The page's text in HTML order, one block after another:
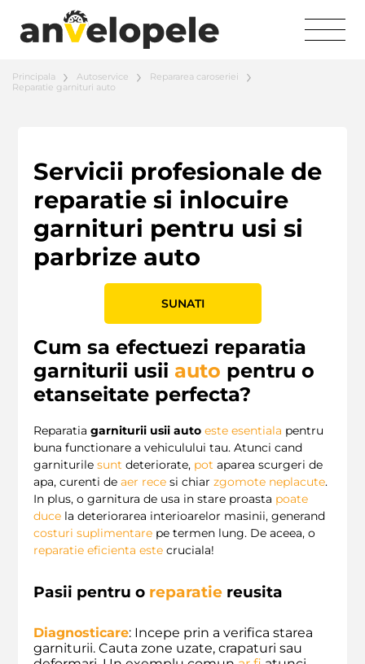
Principala Autoservice
Repararea caroseriei
Reparatie garnituri auto
Servicii profesionale de
reparatie si inlocuire
garnituri pentru usi si
parbrize auto
SUNATI
Cum sa efectuezi reparatia
garniturii usii auto pentru o
etanseitate perfecta?
Reparatia garniturii usii auto este esentiala pentru
buna functionare a vehiculului tau. Atunci cand
garniturile sunt deteriorate, pot aparea scurgeri de
apa, curenti de aer rece si chiar zgomote neplacute.
In plus, o garnitura de usa in stare proasta poate
duce la deteriorarea interioarelor masinii, generand
costuri suplimentare pe termen lung. De aceea, o
reparatie eficienta este cruciala!
Pasii pentru o reparatie reusita
Diagnosticare: Incepe prin a verifica starea
garniturii. Cauta zone uzate, crapaturi sau